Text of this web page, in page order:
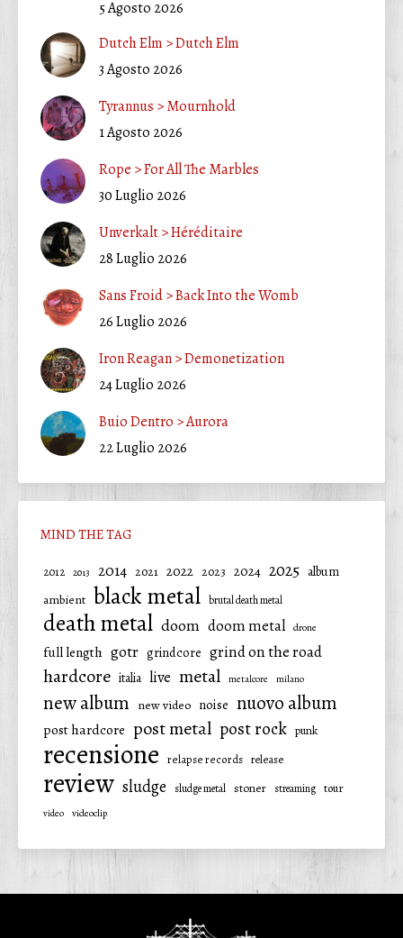
5 Agosto 2026
Dutch Elm > Dutch Elm
3 Agosto 2026
Tyrannus > Mournhold
1 Agosto 2026
Rope > For All The Marbles
30 Luglio 2026
Unverkalt > Héréditaire
28 Luglio 2026
Sans Froid > Back Into the Womb
26 Luglio 2026
Iron Reagan > Demonetization
24 Luglio 2026
Buio Dentro > Aurora
22 Luglio 2026
MIND THE TAG
2012 2013 2014 2021 2022 2023 2024 2025 album
ambient black metal brutal death metal
death metal doom doom metal drone
full length gotr grindcore grind on the road
hardcore italia live metal metalcore milano
new album new video noise nuovo album
post hardcore post metal post rock punk
recensione relapse records release
review sludge sludge metal stoner streaming tour
video videoclip